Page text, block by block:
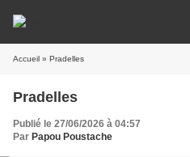
Accueil » Pradelles
Pradelles
Publié le 27/06/2026 à 04:57
Par Papou Poustache